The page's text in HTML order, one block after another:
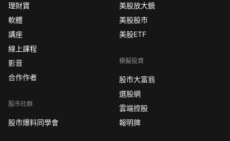
理財寶
軟體
講座
線上課程
影音
合作作者
股市社群
股市爆料同學會
美股放大鏡
美股股市
美股ETF
模擬投資
股市大富翁
選股網
雲端控股
報明牌